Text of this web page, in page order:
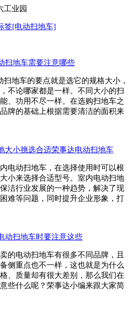
工业园
签[电动扫地车]
扫地车需要注意哪些
扫地车的要点就是选它的规格大小，
不论哪家都是一样。不同大小的扫
、功用不尽一样。在选购扫地车之
牌的基础上根据需要清洁的面积来
大小挑选合适荣事达电动扫地车
电动扫地车，在选择使用时可以根
小来选择合适型号。室内电动扫地
洁行业发展的一种趋势，解决了现
难等问题，同时提升企业形象，打
动扫地车时要注意这些
的电动扫地车有很多不同品牌，且
侧重点也不一样，这也就是为什么
、质量却有很大差别，那么我们在
些什么呢？荣事达小编来跟大家简